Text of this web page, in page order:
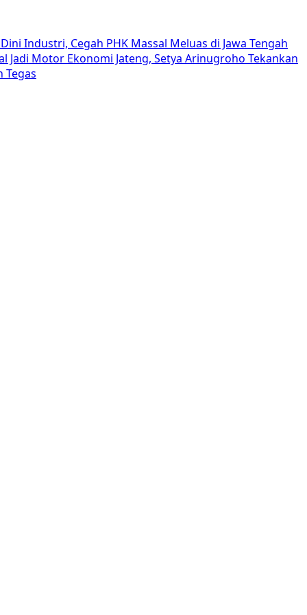
Industri, Cegah PHK Massal Meluas di Jawa Tengah
Jadi Motor Ekonomi Jateng, Setya Arinugroho Tekankan
Tegas